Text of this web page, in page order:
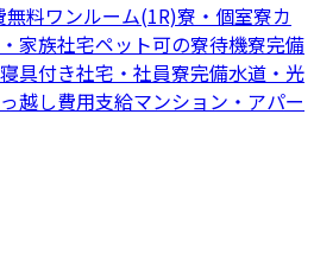
無料ワンルーム(1R)寮・個室寮カ
家族社宅ペット可の寮待機寮完備
具付き社宅・社員寮完備水道・光
越し費用支給マンション・アパー